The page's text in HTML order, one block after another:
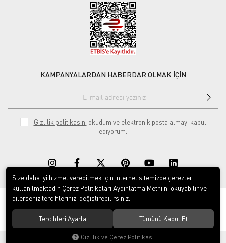
KAMPANYALARDAN HABERDAR OLMAK İÇİN
Gizlilik politikasını okudum ve elektronik posta almayı kabul
ediyorum.
© 2020Rekor Müzik. Tüm hakları saklıdır.
Yeni Nesil E-Ticaret Sistemleri ile Hazırlanmıştır.
Size daha iyi hizmet verebilmek için internet sitemizde çerezler
kullanılmaktadır. Çerez Politikaları Aydınlatma Metni’ni okuyabilir ve
dilerseniz tercihlerinizi değiştirebilirsiniz.
Tercihleri Ayarla Tümünü Kabul Et
Gizlilik ve Çerez Politikası